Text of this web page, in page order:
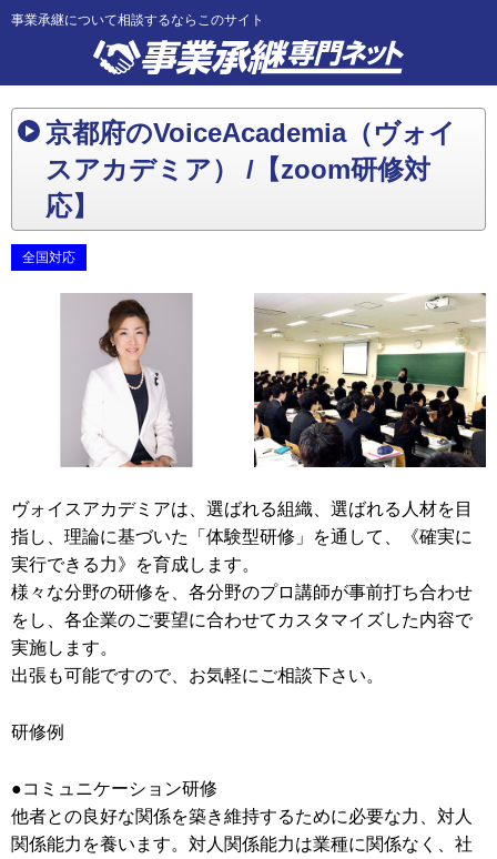
事業承継について相談するならこのサイト
京都府のVoiceAcademia（ヴォイ
スアカデミア） /【zoom研修対
応】
全国対応
ヴォイスアカデミアは、選ばれる組織、選ばれる人材を目
指し、理論に基づいた「体験型研修」を通して、《確実に
実行できる力》を育成します。
様々な分野の研修を、各分野のプロ講師が事前打ち合わせ
をし、各企業のご要望に合わせてカスタマイズした内容で
実施します。
出張も可能ですので、お気軽にご相談下さい。
研修例
●コミュニケーション研修
他者との良好な関係を築き維持するために必要な力、対人
関係能力を養います。対人関係能力は業種に関係なく、社